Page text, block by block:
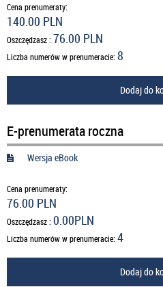
Cena prenumeraty:
140.00 PLN
Oszczędzasz : 76.00 PLN
Liczba numerów w prenumeracie: 8
Dodaj do
E-prenumerata roczna
Wersja eBook
Cena prenumeraty:
76.00 PLN
Oszczędzasz : 0.00PLN
Liczba numerów w prenumeracie: 4
Dodaj do